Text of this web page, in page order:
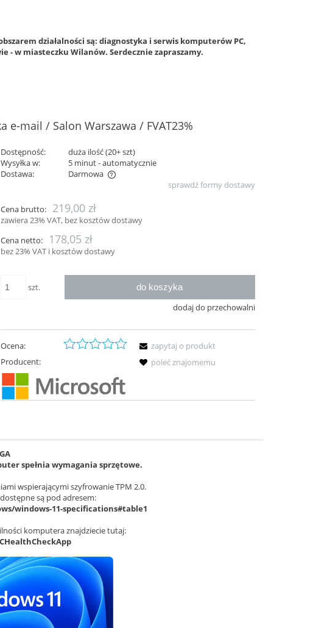
działalności są: diagnostyka i serwis komputerów PC,
- w miasteczku Wilanów. Serdecznie zapraszamy.
mail / Salon Warszawa / FVAT23%
Dostępność:
duża ilość (20+ szt)
Wysyłka w:
5 minut - automatycznie
Dostawa:
Darmowa
ewentualnych kosztów
sprawdź formy dostawy
Cena brutto: 219,00 zł
zawiera 23% VAT, bez kosztów dostawy
Cena netto:
178,05 zł
bez 23% VAT i kosztów dostawy
szt. do koszyka
dodaj do przechowalni
Ocena:
Producent:
zapytaj o produkt
poleć znajomemu
spełnia wymagania sprzętowe.
wspierającymi szyfrowanie TPM 2.0.
są pod adresem:
windows-11-specifications#table1
komputera znajdziecie tutaj: